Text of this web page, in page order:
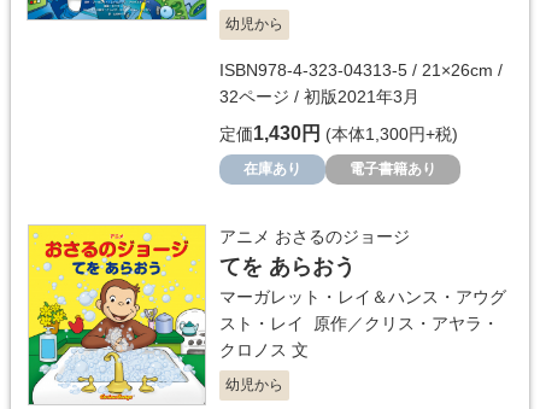
幼児から
ISBN978-4-323-04313-5 / 21×26cm /
32ページ / 初版2021年3月
定価1,430円 (本体1,300円+税)
在庫あり 電子書籍あり
アニメ おさるのジョージ
てを あらおう
マーガレット・レイ＆ハンス・アウグ
スト・レイ
原作／クリス・アヤラ・
クロノス 文
幼児から